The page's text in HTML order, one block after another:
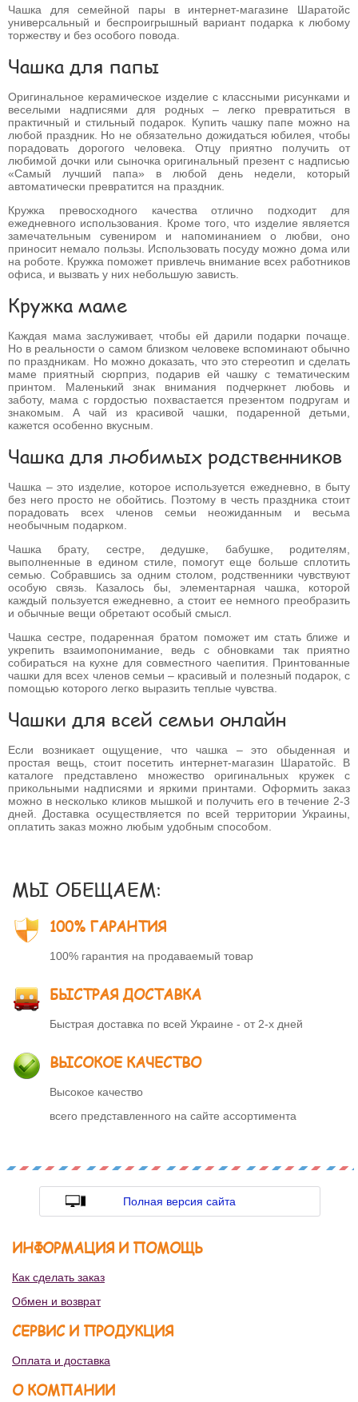
Чашка для семейной пары в интернет-магазине Шаратойс
универсальный и беспроигрышный вариант подарка к любому
торжеству и без особого повода.
Чашка для папы
Оригинальное керамическое изделие с классными рисунками и
веселыми надписями для родных – легко превратиться в
практичный и стильный подарок. Купить чашку папе можно на
любой праздник. Но не обязательно дожидаться юбилея, чтобы
порадовать дорогого человека. Отцу приятно получить от
любимой дочки или сыночка оригинальный презент с надписью
«Самый лучший папа» в любой день недели, который
автоматически превратится на праздник.
Кружка превосходного качества отлично подходит для
ежедневного использования. Кроме того, что изделие является
замечательным сувениром и напоминанием о любви, оно
приносит немало пользы. Использовать посуду можно дома или
на роботе. Кружка поможет привлечь внимание всех работников
офиса, и вызвать у них небольшую зависть.
Кружка маме
Каждая мама заслуживает, чтобы ей дарили подарки почаще.
Но в реальности о самом близком человеке вспоминают обычно
по праздникам. Но можно доказать, что это стереотип и сделать
маме приятный сюрприз, подарив ей чашку с тематическим
принтом. Маленький знак внимания подчеркнет любовь и
заботу, мама с гордостью похвастается презентом подругам и
знакомым. А чай из красивой чашки, подаренной детьми,
кажется особенно вкусным.
Чашка для любимых родственников
Чашка – это изделие, которое используется ежедневно, в быту
без него просто не обойтись. Поэтому в честь праздника стоит
порадовать всех членов семьи неожиданным и весьма
необычным подарком.
Чашка брату, сестре, дедушке, бабушке, родителям,
выполненные в едином стиле, помогут еще больше сплотить
семью. Собравшись за одним столом, родственники чувствуют
особую связь. Казалось бы, элементарная чашка, которой
каждый пользуется ежедневно, а стоит ее немного преобразить
и обычные вещи обретают особый смысл.
Чашка сестре, подаренная братом поможет им стать ближе и
укрепить взаимопонимание, ведь с обновками так приятно
собираться на кухне для совместного чаепития. Принтованные
чашки для всех членов семьи – красивый и полезный подарок, с
помощью которого легко выразить теплые чувства.
Чашки для всей семьи онлайн
Если возникает ощущение, что чашка – это обыденная и
простая вещь, стоит посетить интернет-магазин Шаратойс. В
каталоге представлено множество оригинальных кружек с
прикольными надписями и яркими принтами. Оформить заказ
можно в несколько кликов мышкой и получить его в течение 2-3
дней. Доставка осуществляется по всей территории Украины,
оплатить заказ можно любым удобным способом.
МЫ ОБЕЩАЕМ:
100% ГАРАНТИЯ
100% гарантия на продаваемый товар
БЫСТРАЯ ДОСТАВКА
Быстрая доставка по всей Украине - от 2-х дней
ВЫСОКОЕ КАЧЕСТВО
Высокое качество
всего представленного на сайте ассортимента
Полная версия сайта
ИНФОРМАЦИЯ И ПОМОЩЬ
Как сделать заказ
Обмен и возврат
СЕРВИС И ПРОДУКЦИЯ
Оплата и доставка
О КОМПАНИИ